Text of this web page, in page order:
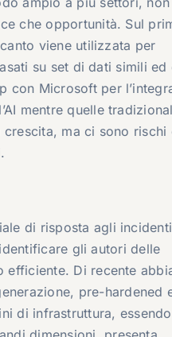
che opportunità. Sul
viene utilizzata per
su set di dati simili ed
con Microsoft per
mentre quelle
ma ci sono rischi
di risposta agli
gli autori delle
efficiente. Di recente
pre-hardened
di infrastruttura, essendo